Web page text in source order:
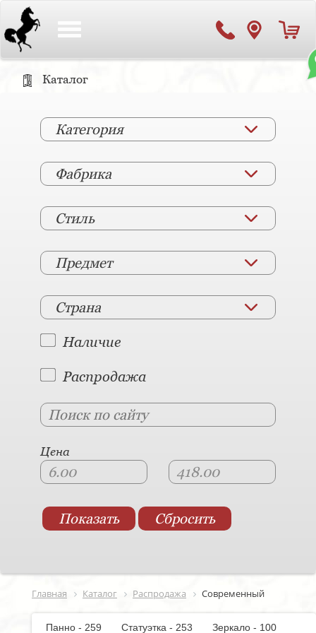
Каталог
Категория
Фабрика
Стиль
Предмет
Страна
Наличие
Распродажа
Цена
Главная Каталог Распродажа Современный
Панно - 259 Статуэтка - 253
Зеркало - 100